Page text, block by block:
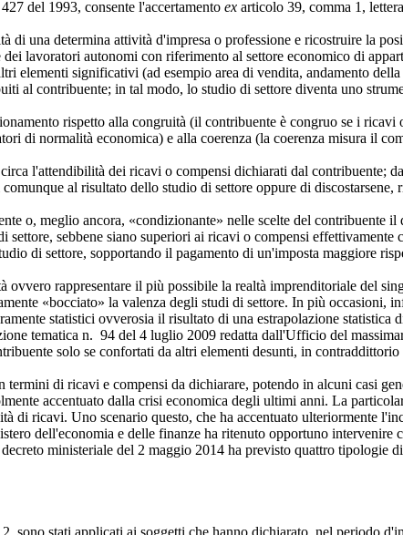
del 1993, consente l'accertamento ex articolo 39, comma 1, lettera
determina attività d'impresa o professione e ricostruire la
autonomi con riferimento al settore economico di
elementi significativi (ad esempio area di vendita, andamento
al contribuente; in tal modo, lo studio di settore diventa uno
rispetto alla congruità (il contribuente è congruo se i ricavi
di normalità economica) e alla coerenza (la coerenza misura il
dei ricavi o compensi dichiarati dal contribuente;
al risultato dello studio di settore oppure di discostarsene,
meglio ancora, «condizionante» nelle scelte del contribuente il
sebbene siano superiori ai ricavi o compensi effettivamente
di settore, sopportando il pagamento di un'imposta maggiore
rappresentare il più possibile la realtà imprenditoriale del
«bocciato» la valenza degli studi di settore. In più occasioni,
statistici ovverosia il risultato di una estrapolazione statistica
tematica n. 94 del 4 luglio 2009 redatta dall'Ufficio del
solo se confortati da altri elementi desunti, in
di ricavi e compensi da dichiarare, potendo in alcuni casi
accentuato dalla crisi economica degli ultimi anni. La
ricavi. Uno scenario questo, che ha accentuato ulteriormente
dell'economia e delle finanze ha ritenuto opportuno
ministeriale del 2 maggio 2014 ha previsto quattro tipologie
stati applicati ai soggetti che hanno dichiarato, nel periodo